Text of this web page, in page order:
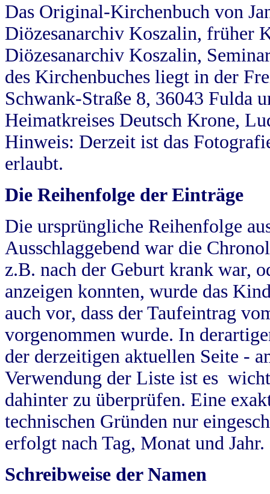
Das Original-Kirchenbuch von
Diözesanarchiv Koszalin, früher
Diözesanarchiv Koszalin,
des Kirchenbuches liegt in der
Schwank-Straße 8, 36043 Fulda
Heimatkreises Deutsch Krone,
Hinweis: Derzeit ist das
erlaubt.
Die Reihenfolge der Einträge
Die ursprüngliche Reihenfolge
Ausschlaggebend war die
z.B. nach der Geburt krank war,
anzeigen konnten, wurde das
auch vor, dass der Taufeintrag
vorgenommen wurde. In
der derzeitigen aktuellen Seite -
Verwendung der Liste ist es
dahinter zu überprüfen. Eine
technischen Gründen nur
erfolgt nach Tag, Monat und Jahr.
Schreibweise der Namen